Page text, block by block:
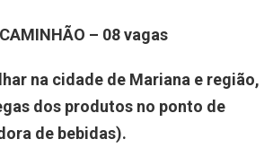
– 08 vagas
na cidade de Mariana e região,
dos produtos no ponto de
de bebidas).